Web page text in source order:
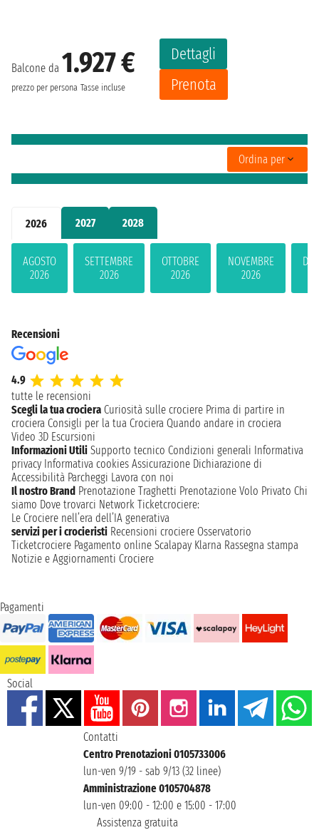
2026 2027 2028
AGOSTO
2026
SETTEMBRE
2026
OTTOBRE
2026
NOVEMBRE
2026
Balcone da 1.927 €
prezzo per persona Tasse incluse
Dettagli
Prenota
Ordina per
Recensioni
4.9
tutte le recensioni
Scegli la tua crociera Curiosità sulle crociere Prima di partire in
crociera Consigli per la tua Crociera Quando andare in crociera
Video 3D Escursioni
Informazioni Utili Supporto tecnico Condizioni generali Informativa
privacy Informativa cookies Assicurazione Dichiarazione di
Accessibilità Parcheggi Lavora con noi
Il nostro Brand Prenotazione Traghetti Prenotazione Volo Privato Chi
siamo Dove trovarci Network Ticketcrociere:
Le Crociere nell’era dell’IA generativa
servizi per i crocieristi Recensioni crociere Osservatorio
Ticketcrociere Pagamento online Scalapay Klarna Rassegna stampa
Notizie e Aggiornamenti Crociere
Pagamenti
Social
Contatti
Centro Prenotazioni 0105733006
lun-ven 9/19 - sab 9/13 (32 linee)
Amministrazione 0105704878
lun-ven 09:00 - 12:00 e 15:00 - 17:00
Assistenza gratuita